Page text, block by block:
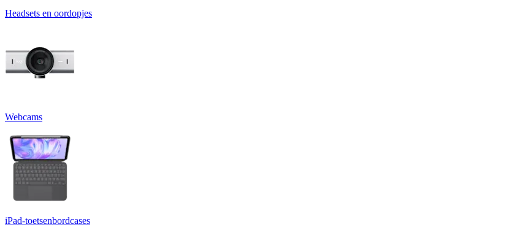
Headsets en oordopjes
Webcams
iPad-toetsenbordcases